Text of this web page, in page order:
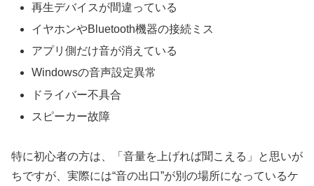
再生デバイスが間違っている
イヤホンやBluetooth機器の接続ミス
アプリ側だけ音が消えている
Windowsの音声設定異常
ドライバー不具合
スピーカー故障
特に初心者の方は、「音量を上げれば聞こえる」と思いが
ちですが、実際には“音の出口”が別の場所になっているケ